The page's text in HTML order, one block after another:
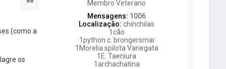
Membro Veterano
Mensagens: 1006
Localização: chinchilas
1cão
1python c. brongersmai
1Morelia spilota Variegata
1E. Taeniura
1archachatina
(como a
os